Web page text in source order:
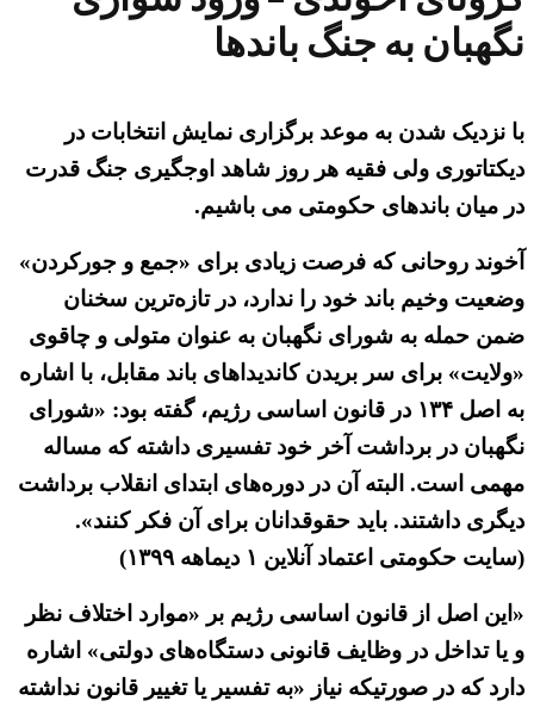
نگهبان به جنگ باندها
با نزدیک شدن به موعد برگزاری نمایش انتخابات در
دیکتاتوری ولی فقیه هر روز شاهد اوجگیری جنگ قدرت
در میان باندهای حکومتی می باشیم.
آخوند روحانی که فرصت زیادی برای «جمع و جورکردن»
وضعیت وخیم باند خود را ندارد، در تازه‌ترین سخنان
ضمن حمله به شورای نگهبان به عنوان متولی و چاقوی
«ولایت» برای سر بریدن کاندیداهای باند مقابل، با اشاره
به اصل ۱۳۴ در قانون اساسی رژیم، گفته بود: «شورای
نگهبان در برداشت آخر خود تفسیری داشته که مساله
مهمی است. البته آن در دوره‌های ابتدای انقلاب برداشت
دیگری داشتند. باید حقوقدانان برای آن فکر کنند».
(سایت حکومتی اعتماد آنلاین ۱ دیماهه ۱۳۹۹)
«این اصل از قانون اساسی رژیم بر «موارد اختلاف نظر
و یا تداخل در وظایف قانونی دستگاه‌های دولتی» اشاره
دارد که در صورتیکه نیاز «به تفسیر یا تغییر قانون نداشته